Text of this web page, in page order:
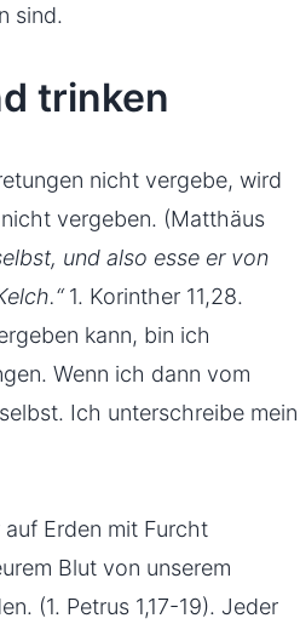
sind.
trinken
nicht vergebe, wird
vergeben. (Matthäus
und also esse er von
1. Korinther 11,28.
kann, bin ich
Wenn ich dann vom
Ich unterschreibe mein
Erden mit Furcht
Blut von unserem
(1. Petrus 1,17-19). Jeder